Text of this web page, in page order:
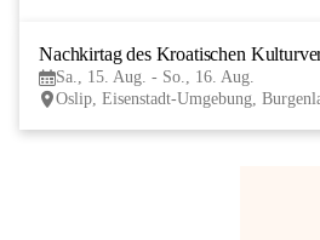
Nachkirtag des Kroatischen
Sa., 15. Aug. - So., 16. Aug.
Oslip, Eisenstadt-Umgebung,